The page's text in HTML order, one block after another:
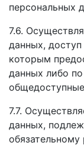
персональных
7.6.
данных, доступ
которым
данных либо
7.7.
данных,